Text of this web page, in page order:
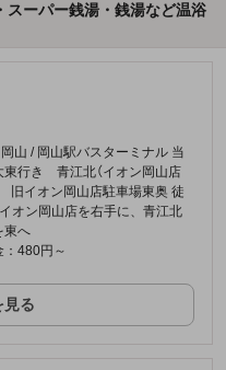
スーパー銭湯・銭湯など温浴
山 / 岡山駅バスターミナル 当
東行き 青江北（イオン岡山店
旧イオン岡山店駐車場東奥 徒
オン岡山店を右手に、青江北
東へ
：480円～
見る